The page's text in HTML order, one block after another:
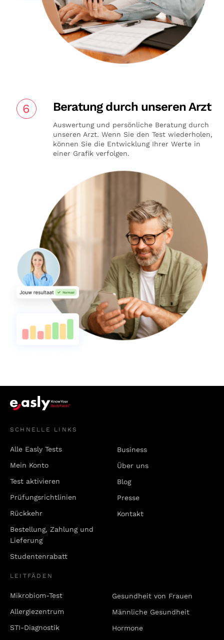
6 Beratung durch unseren Arzt
Auswertung und persönliche Beratung durch
unseren Arzt. Wenn Sie den Test wiederholen,
können Sie die Entwicklung Ihrer Werte in
einer Grafik verfolgen.
SCHNELLE LINKS
Alle Easly Tests
Mein Konto
Test aktivieren
Prüfungsrichtlinien
Rückkehr
Bestellung, Zahlung und
Lieferung
Studentenrabatt
Business
Über uns
Blog
Presse
Kontakt
LEITFÄDEN
Mikrobiom-Test
Allergiezentrum
STI-Diagnostik
Gesundheit von Frauen
Männliche Gesundheit
Hormone